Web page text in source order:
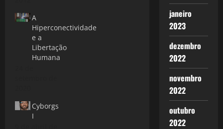
A
Hiperconectividade
e a
Libertação
Humana
Cyborgs
I
janeiro
2023
dezembro
2022
novembro
2022
outubro
2022